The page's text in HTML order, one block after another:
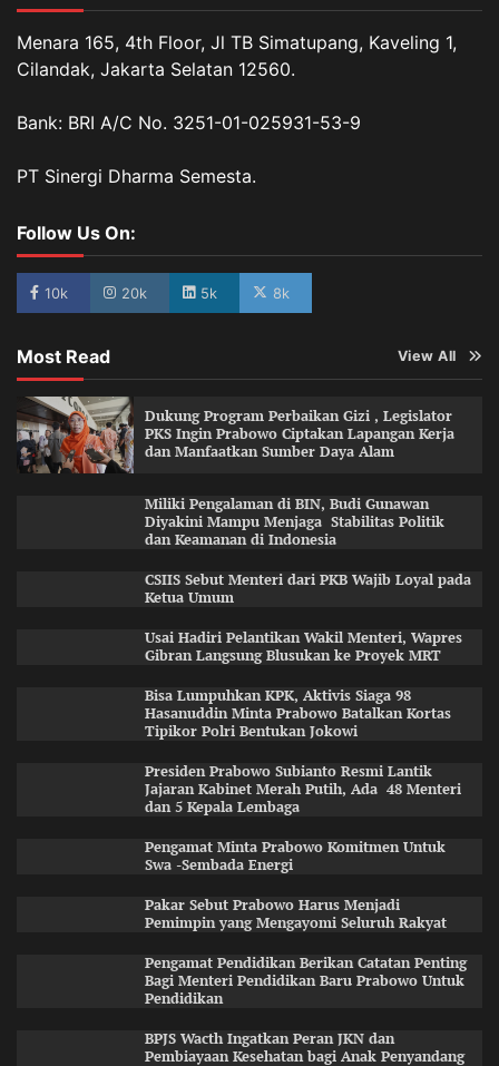
Menara 165, 4th Floor, Jl TB Simatupang, Kaveling 1,
Cilandak, Jakarta Selatan 12560.
Bank: BRI A/C No. 3251-01-025931-53-9
PT Sinergi Dharma Semesta.
Follow Us On:
10k 20k 5k 8k
Most Read View All
Dukung Program Perbaikan Gizi , Legislator
PKS Ingin Prabowo Ciptakan Lapangan Kerja
dan Manfaatkan Sumber Daya Alam
Miliki Pengalaman di BIN, Budi Gunawan
Diyakini Mampu Menjaga Stabilitas Politik
dan Keamanan di Indonesia
CSIIS Sebut Menteri dari PKB Wajib Loyal pada
Ketua Umum
Usai Hadiri Pelantikan Wakil Menteri, Wapres
Gibran Langsung Blusukan ke Proyek MRT
Bisa Lumpuhkan KPK, Aktivis Siaga 98
Hasanuddin Minta Prabowo Batalkan Kortas
Tipikor Polri Bentukan Jokowi
Presiden Prabowo Subianto Resmi Lantik
Jajaran Kabinet Merah Putih, Ada 48 Menteri
dan 5 Kepala Lembaga
Pengamat Minta Prabowo Komitmen Untuk
Swa -Sembada Energi
Pakar Sebut Prabowo Harus Menjadi
Pemimpin yang Mengayomi Seluruh Rakyat
Pengamat Pendidikan Berikan Catatan Penting
Bagi Menteri Pendidikan Baru Prabowo Untuk
Pendidikan
BPJS Wacth Ingatkan Peran JKN dan
Pembiayaan Kesehatan bagi Anak Penyandang